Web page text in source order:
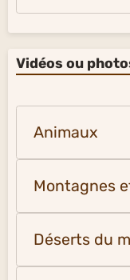
Vidéos ou
Animaux
Montagnes
Déserts du